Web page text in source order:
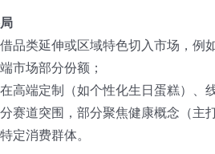
品类延伸或区域特色切入市场，
市场部分份额；
高端定制（如个性化生日蛋糕）、
赛道突围，部分聚焦健康概念（
定消费群体。